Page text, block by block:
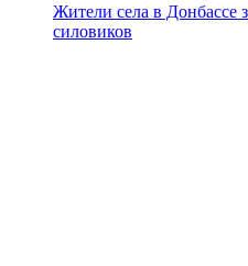
Жители села в Донбассе
силовиков